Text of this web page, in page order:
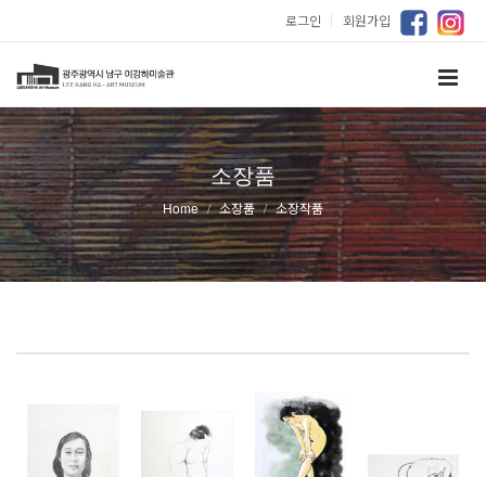
로그인 ｜ 회원가입
소장품
Home 소장품 소장작품